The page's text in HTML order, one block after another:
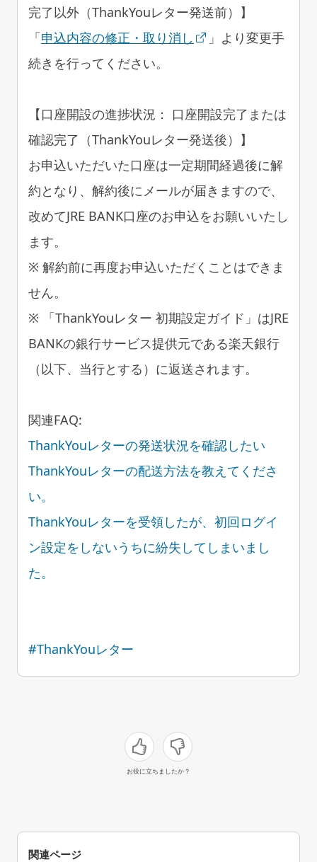
完了以外（ThankYouレター発送前）】
「申込内容の修正・取り消し
」より変更手
続きを行ってください。
【口座開設の進捗状況： 口座開設完了または
確認完了（ThankYouレター発送後）】
お申込いただいた口座は一定期間経過後に解
約となり、解約後にメールが届きますので、
改めてJRE BANK口座のお申込をお願いいたし
ます。
※ 解約前に再度お申込いただくことはできま
せん。
※ 「ThankYouレター 初期設定ガイド」はJRE
BANKの銀行サービス提供元である楽天銀行
（以下、当行とする）に返送されます。
関連FAQ:
ThankYouレターの発送状況を確認したい
ThankYouレターの配送方法を教えてくださ
い。
ThankYouレターを受領したが、初回ログイ
ン設定をしないうちに紛失してしまいまし
た。
#ThankYouレター
お役に立ちましたか？
関連ページ